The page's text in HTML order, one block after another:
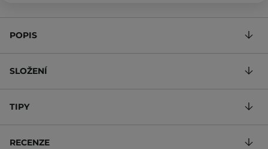
POPIS
SLOŽENÍ
TIPY
RECENZE